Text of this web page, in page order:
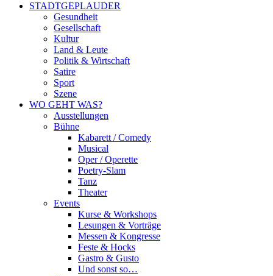
STADTGEPLAUDER
Gesundheit
Gesellschaft
Kultur
Land & Leute
Politik & Wirtschaft
Satire
Sport
Szene
WO GEHT WAS?
Ausstellungen
Bühne
Kabarett / Comedy
Musical
Oper / Operette
Poetry-Slam
Tanz
Theater
Events
Kurse & Workshops
Lesungen & Vorträge
Messen & Kongresse
Feste & Hocks
Gastro & Gusto
Und sonst so…